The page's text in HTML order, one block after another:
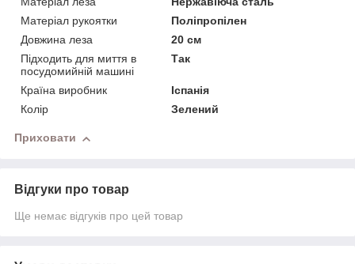
Матеріал рукоятки
Поліпропілен
Довжина леза
20 см
Підходить для миття в
посудомийній машині
Так
Країна виробник
Іспанія
Колір
Зелений
Приховати
Відгуки про товар
Ще немає відгуків про цей товар